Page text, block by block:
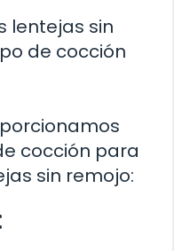
lentejas sin
de cocción
cocción para
sin remojo: